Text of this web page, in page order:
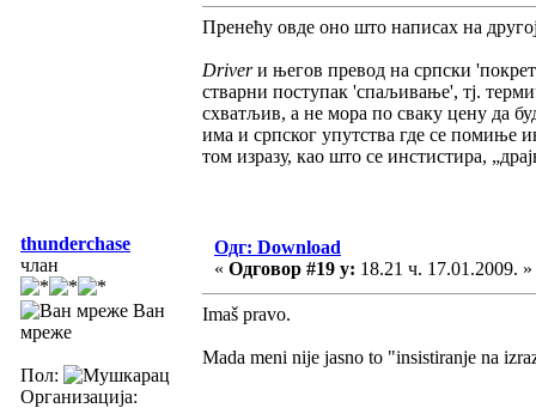
Пренећу овде оно што написах на
Driverи његов превод на српски
стварни поступак 'спаљивање', тј.
схватљив, а не мора по сваку цену да
има и српског упутства где се помиње
том изразу, као што се инстистира,
thunderchase
члан
Ван
мреже
Пол:
Организација:
Одг: Download
« Одговор #19 у: 18.21 ч. 17.01.2009. »
Imaš pravo.
Mada meni nije jasno to "insistiranje na